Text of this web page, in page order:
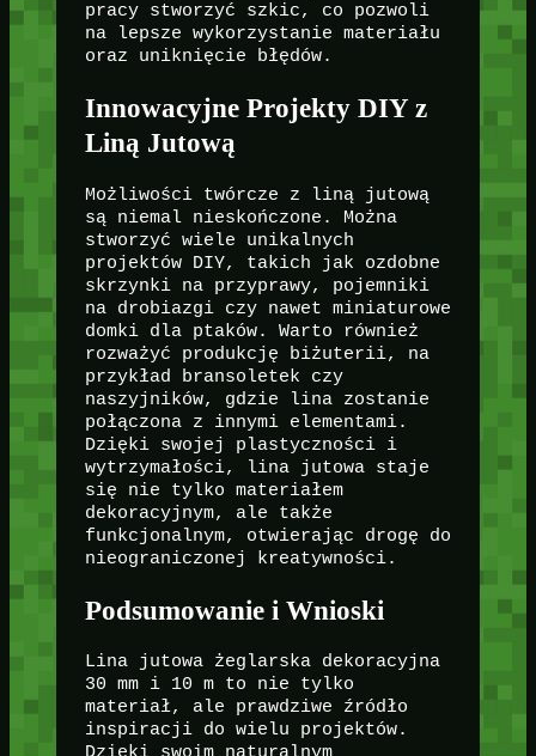
pracy stworzyć szkic, co pozwoli
na lepsze wykorzystanie materiału
oraz uniknięcie błędów.
Innowacyjne Projekty DIY z
Liną Jutową
Możliwości twórcze z liną jutową
są niemal nieskończone. Można
stworzyć wiele unikalnych
projektów DIY, takich jak ozdobne
skrzynki na przyprawy, pojemniki
na drobiazgi czy nawet miniaturowe
domki dla ptaków. Warto również
rozważyć produkcję biżuterii, na
przykład bransoletek czy
naszyjników, gdzie lina zostanie
połączona z innymi elementami.
Dzięki swojej plastyczności i
wytrzymałości, lina jutowa staje
się nie tylko materiałem
dekoracyjnym, ale także
funkcjonalnym, otwierając drogę do
nieograniczonej kreatywności.
Podsumowanie i Wnioski
Lina jutowa żeglarska dekoracyjna
30 mm i 10 m to nie tylko
materiał, ale prawdziwe źródło
inspiracji do wielu projektów.